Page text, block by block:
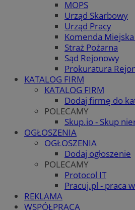
MOPS
Urząd Skarbowy
Urząd Pracy
Komenda
Straż Pożarna
Sąd Rejonowy
Prokuratura
KATALOG FIRM
KATALOG FIRM
Dodaj firmę do
POLECAMY
Skup.io - Skup
OGŁOSZENIA
OGŁOSZENIA
Dodaj ogłoszenie
POLECAMY
Protocol IT
Pracuj.pl - praca
REKLAMA
WSPÓŁPRACA